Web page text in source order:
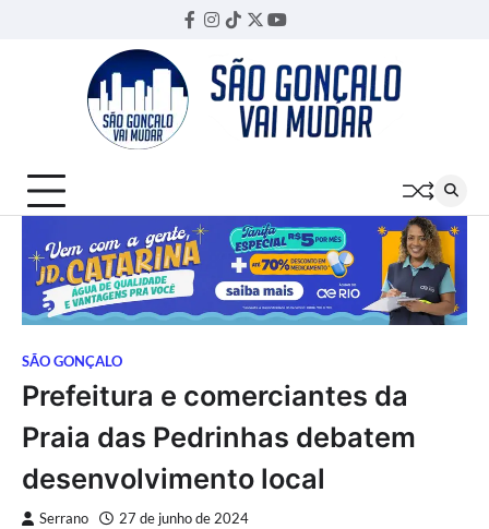
Facebook
Instagram
TikTok
TwitterYouTube
SÃO GONÇALO
Prefeitura e comerciantes da
Praia das Pedrinhas debatem
desenvolvimento local
Serrano 27 de junho de 2024